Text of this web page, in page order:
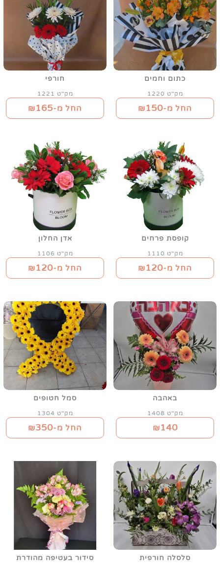
כתום וחמים
מק"ט 1220
החל מ-₪150
חורפי
מק"ט 1221
החל מ-₪165
קופסת פרחים
מק"ט 1110
החל מ-₪120
אדן החלון
מק"ט 1106
החל מ-₪120
באהבה
מק"ט 1408
₪140
סמל חטופים
מק"ט 1304
החל מ-₪350
סלסלה חורפית סידור בעטיפה מהודרת